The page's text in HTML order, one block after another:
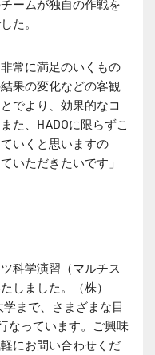
ームが独自の作戦を
た。
常に満足のいくもの
果の変化などの客観
でより、効果的なコ
た、HADOに限らずこ
いくと思いますの
いただきたいです」
科学演習（マルチス
しました。（株）
まで、さまざまな目
なっています。ご興味
にお問い合わせくだ